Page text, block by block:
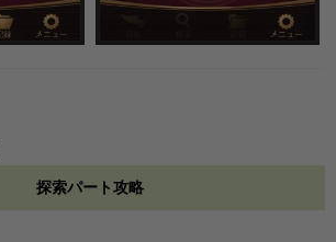
探索パート攻略